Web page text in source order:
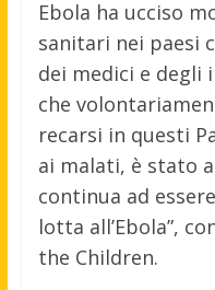
Ebola ha ucciso
sanitari nei paesi
dei medici e degli
che
recarsi in questi
ai malati, è stato
continua ad
lotta all’Ebola”,
the Children.